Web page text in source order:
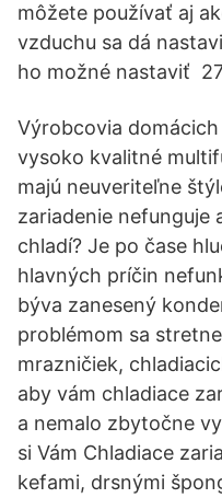
môžete používať aj
vzduchu sa dá
ho možné nastaviť
Výrobcovia
vysoko kvalitné
majú neuveriteľne
zariadenie nefunguje
chladí? Je po čase
hlavných príčin
býva zanesený
problémom sa
mrazničiek,
aby vám chladiace
a nemalo zbytočne
si Vám Chladiace
kefami, drsnými